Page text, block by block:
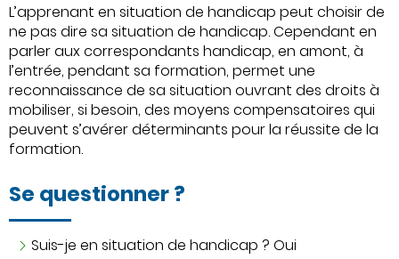
L’apprenant en situation de handicap peut choisir de
ne pas dire sa situation de handicap. Cependant en
parler aux correspondants handicap, en amont, à
l’entrée, pendant sa formation, permet une
reconnaissance de sa situation ouvrant des droits à
mobiliser, si besoin, des moyens compensatoires qui
peuvent s’avérer déterminants pour la réussite de la
formation.
Se questionner ?
Suis-je en situation de handicap ? Oui